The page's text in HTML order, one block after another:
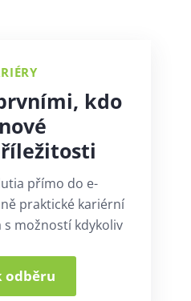
kdo
přímo do e-
praktické kariérní
s možností kdykoliv
odběru